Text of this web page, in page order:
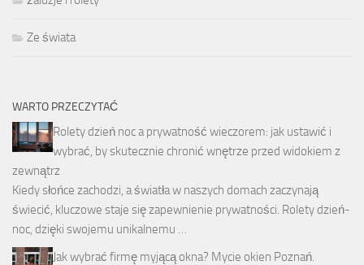
Ze świata
WARTO PRZECZYTAĆ
Rolety dzień noc a prywatność wieczorem: jak ustawić i
wybrać, by skutecznie chronić wnętrze przed widokiem z
zewnątrz
Kiedy słońce zachodzi, a światła w naszych domach zaczynają
świecić, kluczowe staje się zapewnienie prywatności. Rolety dzień-
noc, dzięki swojemu unikalnemu …
Jak wybrać firmę myjącą okna? Mycie okien Poznań.